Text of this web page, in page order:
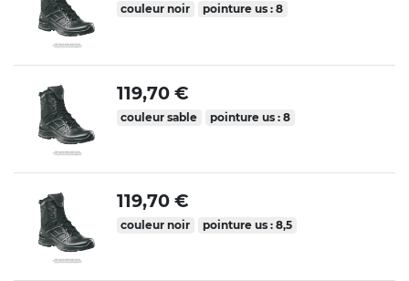
couleur noir pointure us : 8
119,70 €
couleur sable pointure us : 8
119,70 €
couleur noir pointure us : 8,5